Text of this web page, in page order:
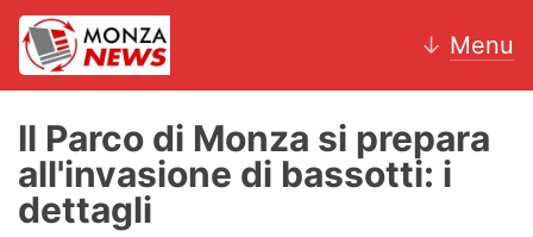
↓ Menu
News
Il Parco di Monza si prepara
all'invasione di bassotti: i
dettagli